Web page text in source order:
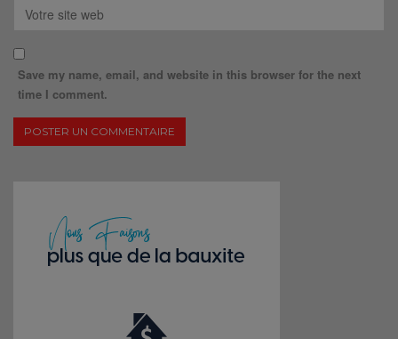
Save my name, email, and website in this browser for the next
time I comment.